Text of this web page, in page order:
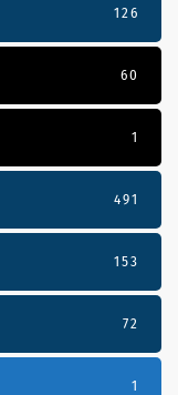
126
60
1
491
153
72
1